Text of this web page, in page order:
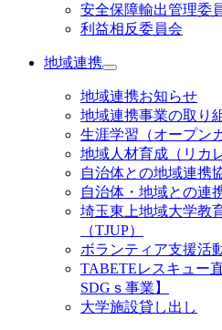
安全保障輸出管理委
利益相反委員会
地域連携
地域連携お知らせ
地域連携事業の取り
生涯学習（オープン
地域人材育成（リカ
自治体との地域連携
自治体・地域との連
埼玉東上地域大学教
（TJUP）
ボランティア支援活
TABETEレスキュー
SDGｓ事業】
大学施設貸し出し